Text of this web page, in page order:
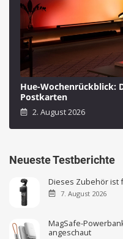
Hue-Wochenrückblick:
Postkarten
2. August 2026
Neueste Testberichte
Dieses Zubehör ist
7. August 2026
MagSafe-
angeschaut